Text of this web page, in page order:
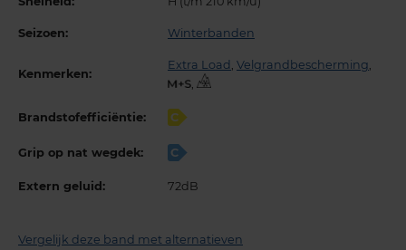
Seizoen: Winterbanden
Kenmerken:
Extra Load , Velgrandbescherming,
,
Brandstofefficiëntie: C
Grip op nat wegdek: C
Extern geluid: 72dB
Vergelijk deze band met alternatieven